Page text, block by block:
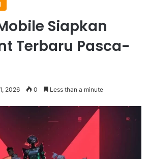
Siapkan
Terbaru Pasca-
2026 0 Less than a minute